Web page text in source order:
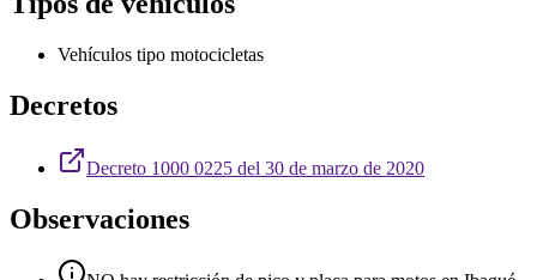
Vehículos tipo motocicletas
Decretos
Decreto 1000 0225 del 30 de marzo de 2020
Observaciones